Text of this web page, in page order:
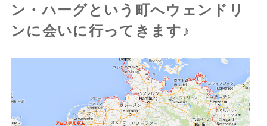
ン・ハーグという町へウェンドリ
ンに会いに行ってきます♪